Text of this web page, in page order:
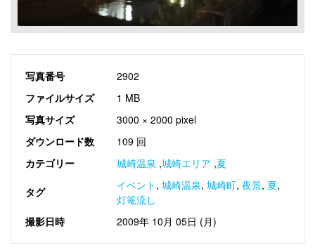
写真番号
2902
ファイルサイズ
1 MB
写真サイズ
3000 × 2000 pixel
ダウンロード数
109 回
カテゴリー
城崎温泉 ,城崎エリア ,夏
タグ イベント , 城崎温泉, 城崎町, 夜景, 夏,
灯篭流し
撮影日時
2009年 10月 05日 (月)